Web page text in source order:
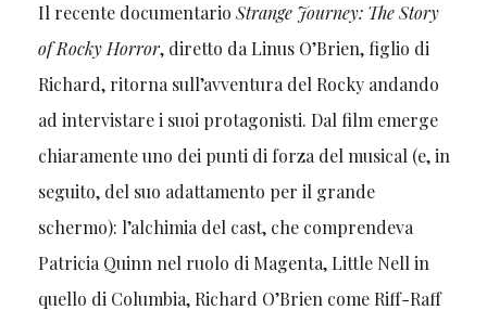
Il recente documentarioStrange Journey: The Story
of Rocky Horror, diretto da Linus O’Brien, figlio di
Richard, ritorna sull’avventura del Rocky andando
ad intervistare i suoi protagonisti. Dal film emerge
chiaramente uno dei punti di forza del musical (e, in
seguito, del suo adattamento per il grande
schermo): l’alchimia del cast, che comprendeva
Patricia Quinn nel ruolo di Magenta, Little Nell in
quello di Columbia, Richard O’Brien come Riff-Raff